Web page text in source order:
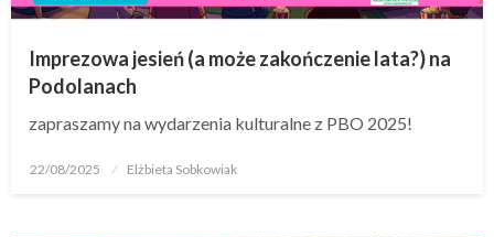
Imprezowa jesień (a może zakończenie lata?) na
Podolanach
zapraszamy na wydarzenia kulturalne z PBO 2025!
22/08/2025 Elżbieta Sobkowiak